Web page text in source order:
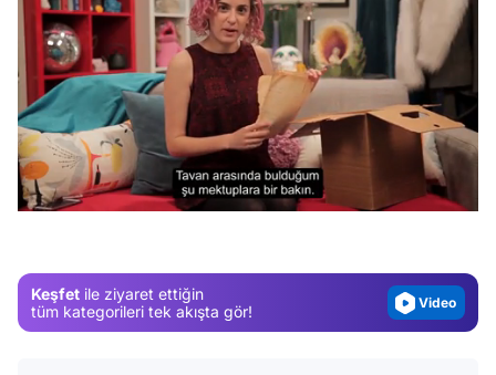
/
Keşfet ile ziyaret ettiğin
tüm kategorileri tek akışta gör!
Video
Test
Video